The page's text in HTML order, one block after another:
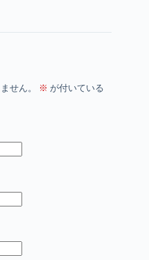
せん。 ※ が付いている